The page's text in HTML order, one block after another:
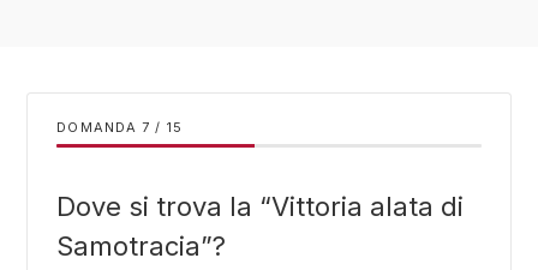
DOMANDA / 15
Dove si trova la “Vittoria alata di
Samotracia”?